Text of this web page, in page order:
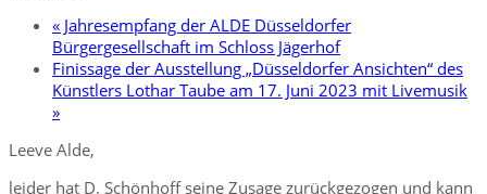
« Jahresempfang der ALDE Düsseldorfer
Bürgergesellschaft im Schloss Jägerhof
Finissage der Ausstellung „Düsseldorfer Ansichten“ des
Künstlers Lothar Taube am 17. Juni 2023 mit Livemusik
»
Leeve Alde,
leider hat D. Schönhoff seine Zusage zurückgezogen und kann